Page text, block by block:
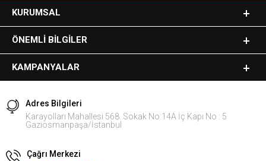
KURUMSAL
ÖNEMLI BILGILER
KAMPANYALAR
Adres Bilgileri
Karayolları Mahallesi 568. Sokak No:14A İç Kapı No : 5
Gaziosmanpaşa/İstanbul
Çağrı Merkezi